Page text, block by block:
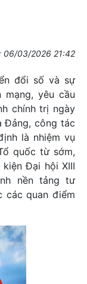
06/03/2026 21:42
đổi số và sự
yêu cầu
chính trị ngày
Đảng, công tác
là nhiệm vụ
quốc từ sớm,
Đại hội XIII
nền tảng tư
các quan điểm